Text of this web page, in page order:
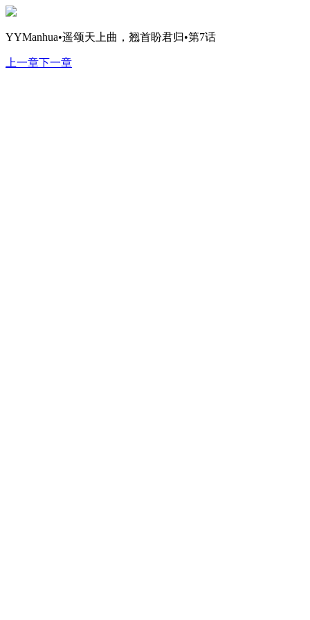
YYManhua•遥颂天上曲，翘首盼君归•第7话
上一章下一章